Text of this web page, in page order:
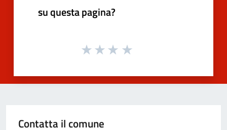
su questa pagina?
Contatta il comune